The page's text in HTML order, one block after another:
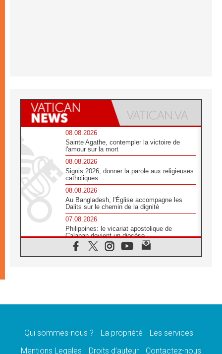
08.08.2026
Sainte Agathe, contempler la victoire de
l'amour sur la mort
08.08.2026
Signis 2026, donner la parole aux religieuses
catholiques
08.08.2026
Au Bangladesh, l'Église accompagne les
Dalits sur le chemin de la dignité
07.08.2026
Philippines: le vicariat apostolique de
Calapan devient un diocèse
07.08.2026
Congo-Brazzaville : le 15 août, entre
une signature»
Le programme du voyage apostolique du
Qui sommes-nous ? La propriété
Les services
Mentions Legales
Droits d’auteur Contactez-nous